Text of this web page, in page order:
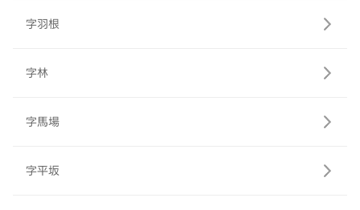
字羽根
字林
字馬場
字平坂